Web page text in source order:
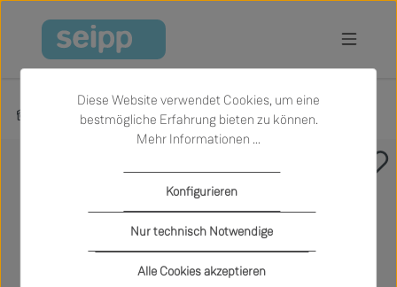
Zum Hauptinhalt springen
Produkte Accessoires Körbe und Taschen
Diese Website verwendet Cookies, um eine
bestmögliche Erfahrung bieten zu können.
Mehr Informationen ...
Nur technisch Notwendige
Konfigurieren
Alle Cookies akzeptieren